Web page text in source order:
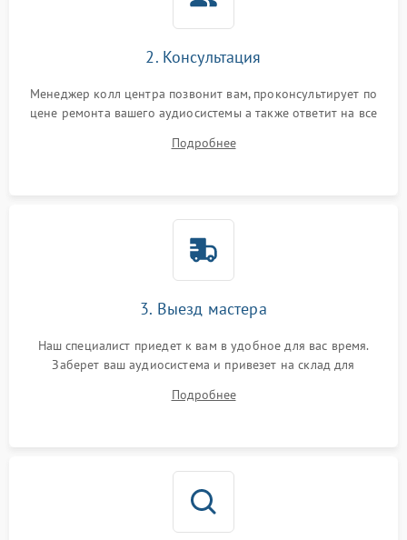
2. Консультация
Менеджер колл центра позвонит вам, проконсультирует по
цене ремонта вашего аудиосистемы а также ответит на все
Подробнее
3. Выезд мастера
Наш специалист приедет к вам в удобное для вас время.
Заберет ваш аудиосистема и привезет на склад для
Подробнее